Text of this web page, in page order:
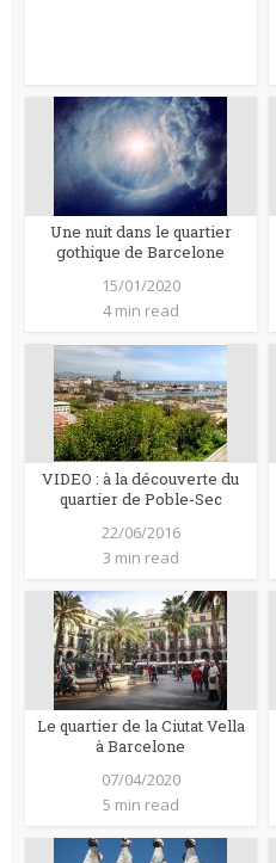
Une nuit dans le quartier
gothique de Barcelone
15/01/2020
4 min read
VIDEO : à la découverte du
quartier de Poble-Sec
22/06/2016
3 min read
Le quartier de la Ciutat Vella
à Barcelone
07/04/2020
5 min read